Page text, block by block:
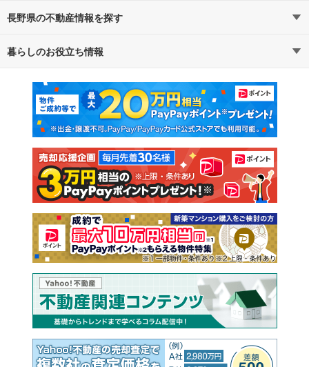
路線・駅から探す
通勤・通学時間から探す
長野県の不動産情報を探す
不動産・住宅
新築マンション 中古マンション
新築一戸建て 中古一戸建て
注文住宅 土地
売却査定
暮らしのお役立ち情報
マンションカタログ 教えて！住まいの先生